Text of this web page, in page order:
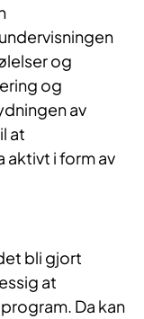
og
og
av
at
i form av
bli gjort
at
Da kan